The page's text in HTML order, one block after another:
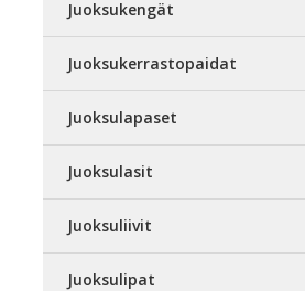
Juoksukengät
Juoksukerrastopaidat
Juoksulapaset
Juoksulasit
Juoksuliivit
Juoksulipat